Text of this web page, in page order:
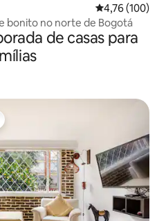
4,76 de uma
4,76 (100)
bonito no norte de Bogotá
de casas para
dos hóspedes